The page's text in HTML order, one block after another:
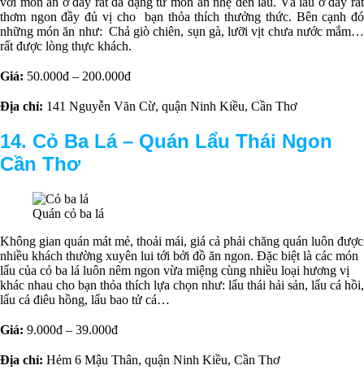
thơm ngon đầy đủ vị cho bạn thỏa thích thưởng thức. Bên cạnh đó
những món ăn như: Chả giò chiên, sụn gà, lưỡi vịt chưa nước mắm…
rất được lòng thực khách.
Giá: 50.000đ – 200.000đ
Địa chỉ: 141 Nguyễn Văn Cừ, quận Ninh Kiều, Cần Thơ
14. Cỏ Ba Lá – Quán Lẩu Thái Ngon
Cần Thơ
Quán cỏ ba lá
Không gian quán mát mẻ, thoải mái, giá cả phải chăng quán luôn được
nhiều khách thường xuyên lui tới bởi đồ ăn ngon. Đặc biệt là các món
lẩu của cỏ ba lá luôn nêm ngon vừa miệng cùng nhiều loại hương vị
khác nhau cho bạn thỏa thích lựa chọn như: lẩu thái hải sản, lẩu cá hồi,
lẩu cá điêu hồng, lẩu bao tử cá…
Giá: 9.000đ – 39.000đ
Địa chỉ: Hẻm 6 Mậu Thân, quận Ninh Kiều, Cần Thơ